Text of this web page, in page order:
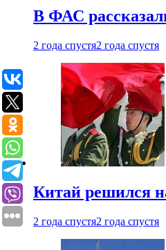
В ФАС
2 года спустя2 года спустя
Китай решился
2 года спустя2 года спустя